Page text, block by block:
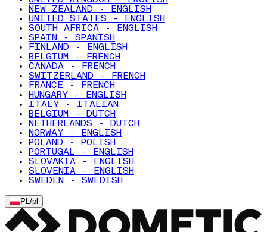
NEW ZEALAND - ENGLISH
UNITED STATES - ENGLISH
SOUTH AFRICA - ENGLISH
SPAIN - SPANISH
FINLAND - ENGLISH
BELGIUM - FRENCH
CANADA - FRENCH
SWITZERLAND - FRENCH
FRANCE - FRENCH
HUNGARY - ENGLISH
ITALY - ITALIAN
BELGIUM - DUTCH
NETHERLANDS - DUTCH
NORWAY - ENGLISH
POLAND - POLISH
PORTUGAL - ENGLISH
SLOVAKIA - ENGLISH
SLOVENIA - ENGLISH
SWEDEN - SWEDISH
PL/pl